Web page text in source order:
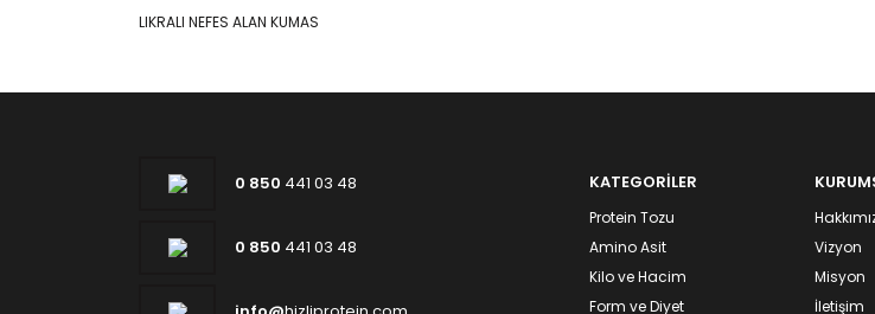
LIKRALI NEFES ALAN KUMAS
0 850 441 03 48
0 850 441 03 48
KATEGORİLER
Protein Tozu
Amino Asit
Kilo ve Hacim
Form ve Diyet
Vizyon
Misyon
İletişim